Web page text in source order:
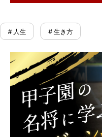
# 人生 # 生き方